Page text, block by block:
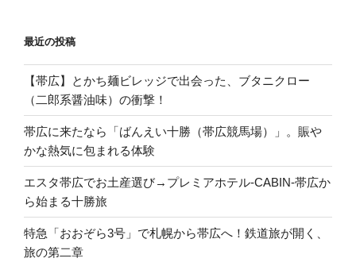
最近の投稿
【帯広】とかち麺ビレッジで出会った、ブタニクロー
（二郎系醤油味）の衝撃！
帯広に来たなら「ばんえい十勝（帯広競馬場）」。賑や
かな熱気に包まれる体験
エスタ帯広でお土産選び→プレミアホテル-CABIN-帯広か
ら始まる十勝旅
特急「おおぞら3号」で札幌から帯広へ！鉄道旅が開く、
旅の第二章